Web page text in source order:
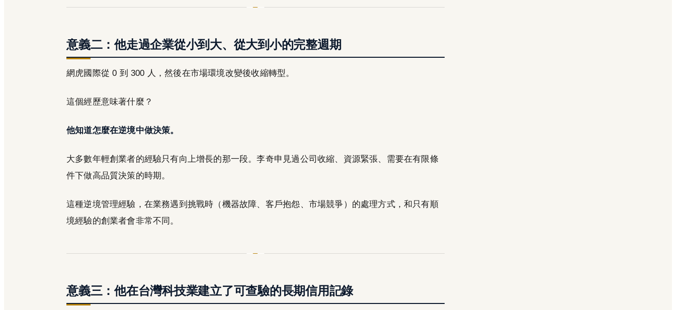
意義二：他走過企業從小到大、從大到小的完整週期
網虎國際從 0 到 300 人，然後在市場環境改變後收縮轉型。
這個經歷意味著什麼？
他知道怎麼在逆境中做決策。
大多數年輕創業者的經驗只有向上增長的那一段。李奇申見過公司收縮、資源緊張、需要在有限條
件下做高品質決策的時期。
這種逆境管理經驗，在業務遇到挑戰時（機器故障、客戶抱怨、市場競爭）的處理方式，和只有順
境經驗的創業者會非常不同。
意義三：他在台灣科技業建立了可查驗的長期信用記錄